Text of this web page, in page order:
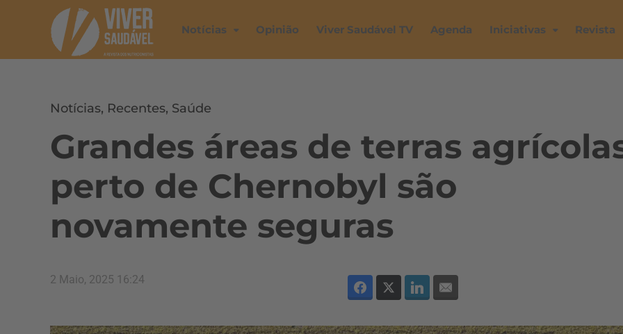
Notícias Opinião Viver Saudável TV Agenda Iniciativas Revista
Notícias, Recentes, Saúde
Grandes áreas de terras
perto de Chernobyl são
novamente seguras
2 Maio, 2025 16:24